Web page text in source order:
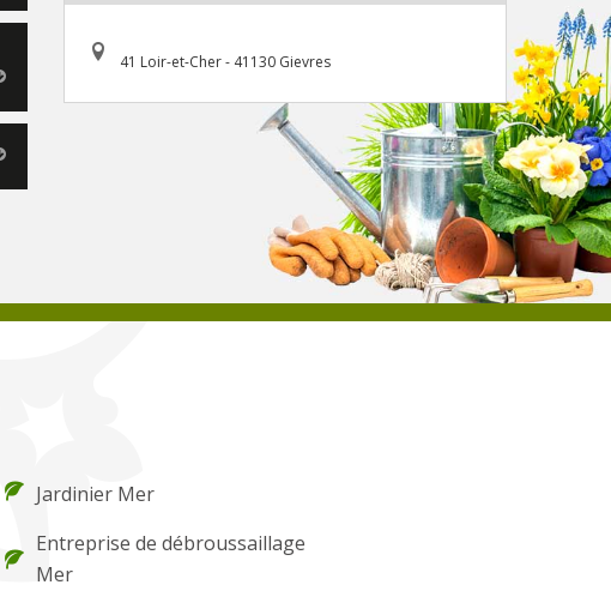
41 Loir-et-Cher - 41130 Gievres
Jardinier Mer
Entreprise de débroussaillage
Mer